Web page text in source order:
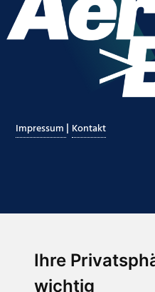
Ihre
wichtig
Impressum | Kontakt
Abonnieren Sie